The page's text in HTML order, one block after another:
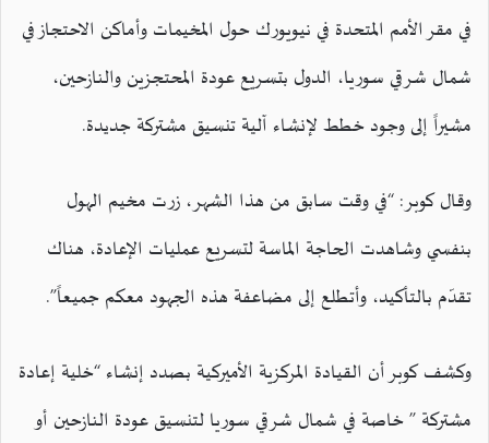
في مقر الأمم المتحدة في نيويورك حول المخيمات وأماكن الاحتجاز في
شمال شرقي سوريا، الدول بتسريع عودة المحتجزين والنازحين،
مشيراً إلى وجود خطط لإنشاء آلية تنسيق مشتركة جديدة.
وقال كوبر: “في وقت سابق من هذا الشهر، زرت مخيم الهول
بنفسي وشاهدت الحاجة الماسة لتسريع عمليات الإعادة، هناك
تقدّم بالتأكيد، وأتطلع إلى مضاعفة هذه الجهود معكم جميعاً”.
وكشف كوبر أن القيادة المركزية الأميركية بصدد إنشاء “خلية إعادة
مشتركة ” خاصة في شمال شرقي سوريا لتنسيق عودة النازحين أو